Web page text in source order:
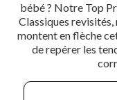
bébé ? Notre Top
Classiques
montent en flèche
de repérer les